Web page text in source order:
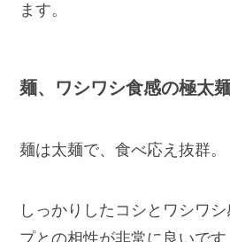
ます。
麺、ワシワシ食感の極太
麺は太麺で、食べ応え抜群。
しっかりしたコシとワシワ
プとの相性が非常に良いです